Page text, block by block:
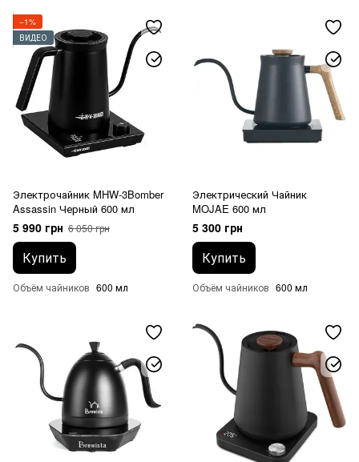
−1%
ВИДЕО
Электрочайник MHW-3Bomber
Assassin Черный 600 мл
5 990 грн 6 050 грн
Купить
Объём чайников 600 мл
Электрический Чайник
MOJAE 600 мл
5 300 грн
Купить
Объём чайников 600 мл